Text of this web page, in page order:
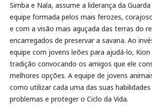
Simba e Nala, assume a liderança da
equipe formada pelos mais ferozes,
e com a visão mais aguçada das terras do
encarregados de preservar a savana. Ao
equipe com jovens leões para ajudá-lo, Kion
tradição convocando os amigos que ele
melhores opções. A equipe de jovens
como utilizar cada uma das suas
problemas e proteger o Ciclo da Vida.